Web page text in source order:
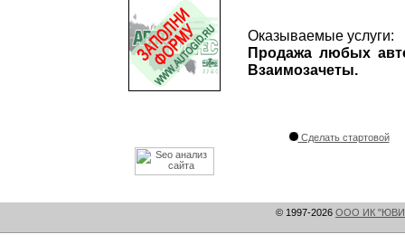
Оказываемые услуги:
Продажа любых
Взаимозачеты.
Сделать стартовой
© 1997-2026 ООО ИК